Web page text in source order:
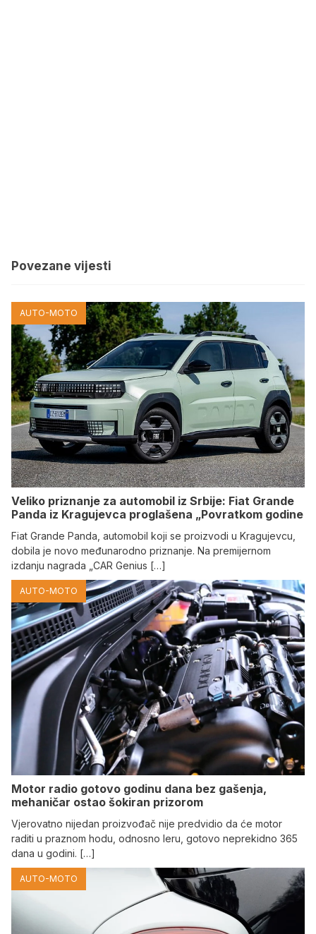
Povezane vijesti
AUTO-MOTO
Veliko priznanje za automobil iz Srbije: Fiat Grande
Panda iz Kragujevca proglašena „Povratkom godine
Fiat Grande Panda, automobil koji se proizvodi u Kragujevcu,
dobila je novo međunarodno priznanje. Na premijernom
izdanju nagrada „CAR Genius […]
AUTO-MOTO
Motor radio gotovo godinu dana bez gašenja,
mehaničar ostao šokiran prizorom
Vjerovatno nijedan proizvođač nije predvidio da će motor
raditi u praznom hodu, odnosno leru, gotovo neprekidno 365
dana u godini. […]
AUTO-MOTO